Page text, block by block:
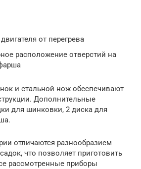
от перегрева
расположение отверстий на
и стальной нож обеспечивают
Дополнительные
для шинковки, 2 диска для
отличаются разнообразием
что позволяет приготовить
рассмотренные приборы